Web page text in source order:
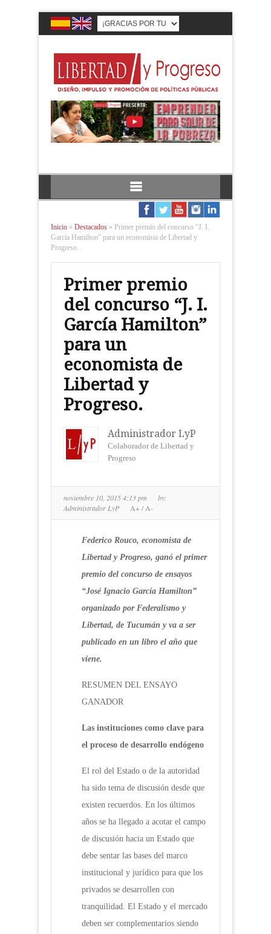
Inicio » Destacados » Primer premio del concurso “J. I.
García Hamilton” para un economista de Libertad y
Progreso.
Primer premio
del concurso “J. I.
García Hamilton”
para un
economista de
Libertad y
Progreso.
Administrador LyP
Colaborador de Libertad y
Progreso
noviembre 10, 2015 4:13 pm
by:
Administrador LyP
A+/A-
Federico Rouco, economista de
Libertad y Progreso, ganó el primer
premio del concurso de ensayos
“José Ignacio García Hamilton”
organizado por Federalismo y
Libertad, de Tucumán y va a ser
publicado en un libro el año que
viene.
RESUMEN DEL ENSAYO
GANADOR
Las instituciones como clave para
el proceso de desarrollo endógeno
El rol del Estado o de la autoridad
ha sido tema de discusión desde que
existen recuerdos. En los últimos
años se ha llegado a acotar el campo
de discusión hacia un Estado que
debe sentar las bases del marco
institucional y jurídico para que los
privados se desarrollen con
tranquilidad. El Estado y el mercado
deben ser complementarios siendo